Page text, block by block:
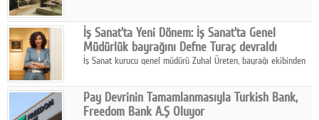
katmanlı bir aile hikâyesi anlatıyor.
İş Sanat'ta Yeni Dönem: İş Sanat'ta Genel
Müdürlük bayrağını Defne Turaç devraldı
İş Sanat kurucu genel müdürü Zuhal Üreten, bayrağı ekibinden
Pay Devrinin Tamamlanmasıyla Turkish Bank,
Freedom Bank A.Ş Oluyor